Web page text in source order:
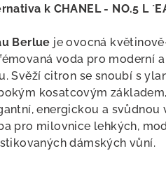
k CHANEL - NO.5 L
Berlue je ovocná
voda pro moderní
Svěží citron se snoubí s
kosatcovým
energickou a svůdnou
pro milovnice lehkých,
dámských vůní.